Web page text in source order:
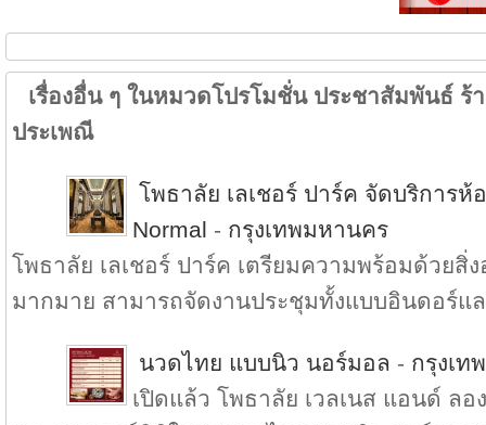
เรื่องอื่น ๆ ในหมวดโปรโมชั่น ประชาสัมพันธ์ ร้
ประเพณี
โพธาลัย เลเชอร์ ปาร์ค จัดบริการห้
Normal - กรุงเทพมหานคร
โพธาลัย เลเชอร์ ปาร์ค เตรียมความพร้อมด้วยสิ่
มากมาย สามารถจัดงานประชุมทั้งแบบอินดอร์แ
นวดไทย แบบนิว นอร์มอล - กรุงเท
เปิดแล้ว โพธาลัย เวลเนส แอนด์ ล